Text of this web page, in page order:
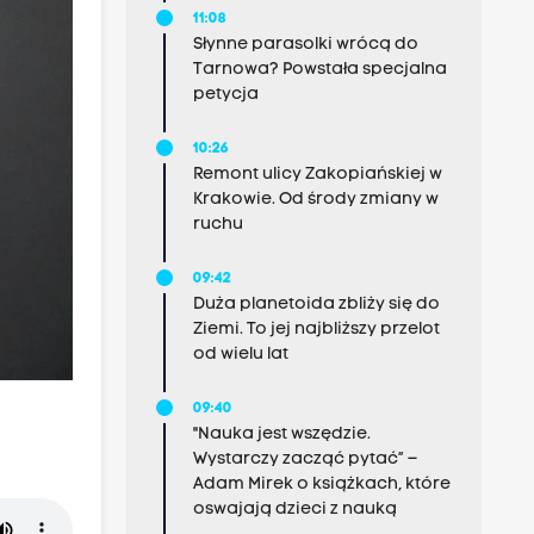
11:08
Słynne parasolki wrócą do
Tarnowa? Powstała specjalna
petycja
10:26
Remont ulicy Zakopiańskiej w
Krakowie. Od środy zmiany w
ruchu
09:42
Duża planetoida zbliży się do
Ziemi. To jej najbliższy przelot
od wielu lat
09:40
"Nauka jest wszędzie.
Wystarczy zacząć pytać” –
Adam Mirek o książkach, które
oswajają dzieci z nauką